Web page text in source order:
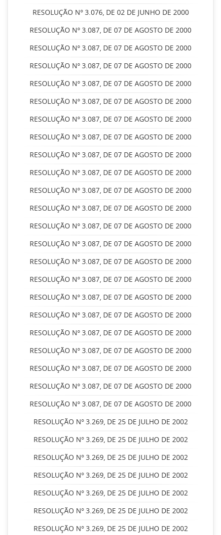
RESOLUÇÃO Nº 3.076, DE 02 DE JUNHO DE 2000
RESOLUÇÃO Nº 3.087, DE 07 DE AGOSTO DE 2000
RESOLUÇÃO Nº 3.087, DE 07 DE AGOSTO DE 2000
RESOLUÇÃO Nº 3.087, DE 07 DE AGOSTO DE 2000
RESOLUÇÃO Nº 3.087, DE 07 DE AGOSTO DE 2000
RESOLUÇÃO Nº 3.087, DE 07 DE AGOSTO DE 2000
RESOLUÇÃO Nº 3.087, DE 07 DE AGOSTO DE 2000
RESOLUÇÃO Nº 3.087, DE 07 DE AGOSTO DE 2000
RESOLUÇÃO Nº 3.087, DE 07 DE AGOSTO DE 2000
RESOLUÇÃO Nº 3.087, DE 07 DE AGOSTO DE 2000
RESOLUÇÃO Nº 3.087, DE 07 DE AGOSTO DE 2000
RESOLUÇÃO Nº 3.087, DE 07 DE AGOSTO DE 2000
RESOLUÇÃO Nº 3.087, DE 07 DE AGOSTO DE 2000
RESOLUÇÃO Nº 3.087, DE 07 DE AGOSTO DE 2000
RESOLUÇÃO Nº 3.087, DE 07 DE AGOSTO DE 2000
RESOLUÇÃO Nº 3.087, DE 07 DE AGOSTO DE 2000
RESOLUÇÃO Nº 3.087, DE 07 DE AGOSTO DE 2000
RESOLUÇÃO Nº 3.087, DE 07 DE AGOSTO DE 2000
RESOLUÇÃO Nº 3.087, DE 07 DE AGOSTO DE 2000
RESOLUÇÃO Nº 3.087, DE 07 DE AGOSTO DE 2000
RESOLUÇÃO Nº 3.087, DE 07 DE AGOSTO DE 2000
RESOLUÇÃO Nº 3.087, DE 07 DE AGOSTO DE 2000
RESOLUÇÃO Nº 3.087, DE 07 DE AGOSTO DE 2000
RESOLUÇÃO Nº 3.269, DE 25 DE JULHO DE 2002
RESOLUÇÃO Nº 3.269, DE 25 DE JULHO DE 2002
RESOLUÇÃO Nº 3.269, DE 25 DE JULHO DE 2002
RESOLUÇÃO Nº 3.269, DE 25 DE JULHO DE 2002
RESOLUÇÃO Nº 3.269, DE 25 DE JULHO DE 2002
RESOLUÇÃO Nº 3.269, DE 25 DE JULHO DE 2002
RESOLUÇÃO Nº 3.269, DE 25 DE JULHO DE 2002